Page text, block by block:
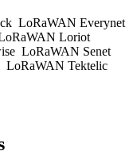
LoRaWAN Everynet
Loriot
LoRaWAN Senet
LoRaWAN Tektelic